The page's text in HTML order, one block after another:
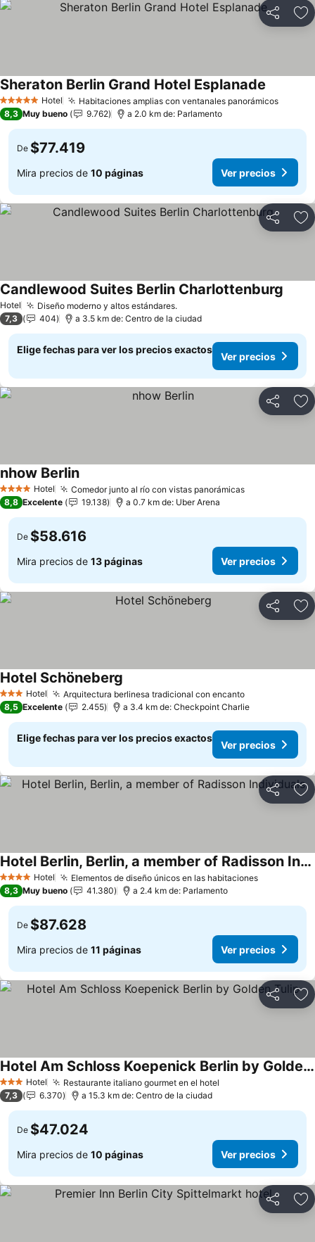
Compartir
5 Estrellas Hotel Habitaciones amplias con ventanales panorámicos
Sheraton Berlin Grand Hotel Esplanade
8,3 Muy bueno 9.762 a 2.0 km de: Parlamento
De $77.419
Mira precios de 10 páginas Ver precios
Compartir
Hotel Diseño moderno y altos estándares.
Candlewood Suites Berlin Charlottenburg
7,3 404 a 3.5 km de: Centro de la ciudad
Elige fechas para ver los precios exactos
Ver precios
Compartir
4 EstrellasHotel Comedor junto al río con vistas panorámicas
nhow Berlin
8,8 Excelente 19.138 a 0.7 km de: Uber Arena
De $58.616
Mira precios de 13 páginas Ver precios
Compartir
3 Estrellas
Hotel Arquitectura berlinesa tradicional con encanto
Hotel Schöneberg
8,5 Excelente 2.455 a 3.4 km de: Checkpoint Charlie
Elige fechas para ver los precios exactos
Ver precios
Compartir
4 EstrellasHotel Elementos de diseño únicos en las habitaciones
Hotel Berlin, Berlin, a member of Radisson Individuals
8,3 Muy bueno 41.380 a 2.4 km de: Parlamento
De $87.628
Mira precios de 11 páginas Ver precios
Compartir
3 Estrellas
Hotel Restaurante italiano gourmet en el hotel
Hotel Am Schloss Koepenick Berlin by Golden Tulip
7,3 6.370 a 15.3 km de: Centro de la ciudad
De $47.024
Mira precios de 10 páginas Ver precios
Compartir